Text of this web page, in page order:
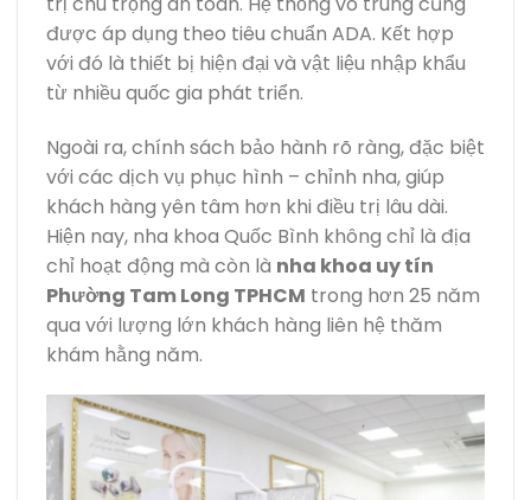
được áp dụng theo tiêu chuẩn ADA. Kết hợp
với đó là thiết bị hiện đại và vật liệu nhập khẩu
từ nhiều quốc gia phát triển.
Ngoài ra, chính sách bảo hành rõ ràng, đặc biệt
với các dịch vụ phục hình – chỉnh nha, giúp
khách hàng yên tâm hơn khi điều trị lâu dài.
Hiện nay, nha khoa Quốc Bình không chỉ là địa
chỉ hoạt động mà còn là nha khoa uy tín
Phường Tam Long TPHCM trong hơn 25 năm
qua với lượng lớn khách hàng liên hệ thăm
khám hằng năm.